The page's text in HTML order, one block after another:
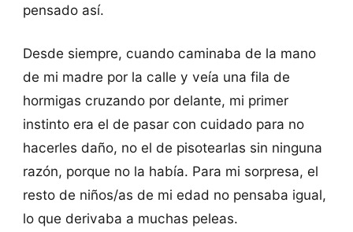
pensado así.
Desde siempre, cuando caminaba de la mano
de mi madre por la calle y veía una fila de
hormigas cruzando por delante, mi primer
instinto era el de pasar con cuidado para no
hacerles daño, no el de pisotearlas sin ninguna
razón, porque no la había. Para mi sorpresa, el
resto de niños/as de mi edad no pensaba igual,
lo que derivaba a muchas peleas.